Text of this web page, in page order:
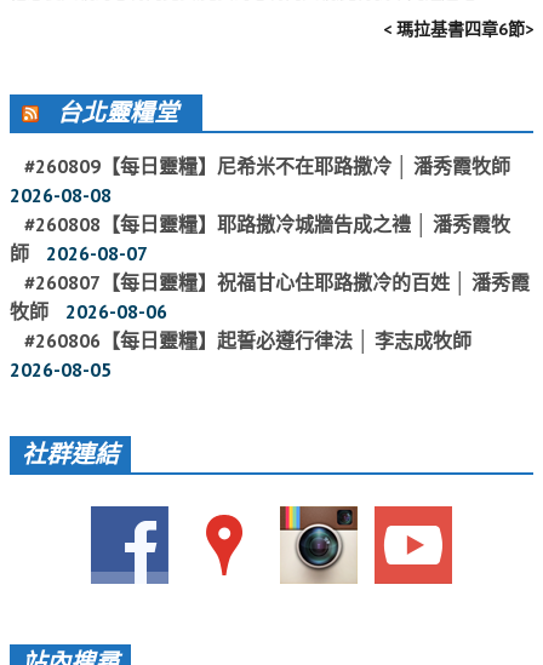
活動影音_2020年
活動影音_2019年
活動影音_2018年
活動影音_2017年
活動影音_2016年
活動影音_2015年
活動影音_2014年
社區愛加倍
愛加倍協會介紹
愛加倍活動相簿
< 瑪拉基書四章6節>
台北靈糧堂
#260809【每日靈糧】尼希米不在耶路撒冷 │ 潘秀霞牧師
2026-08-08
#260808【每日靈糧】耶路撒冷城牆告成之禮 │ 潘秀霞牧
師
2026-08-07
#260807【每日靈糧】祝福甘心住耶路撒冷的百姓 │ 潘秀霞
牧師
2026-08-06
#260806【每日靈糧】起誓必遵行律法 │ 李志成牧師
2026-08-05
社群連結